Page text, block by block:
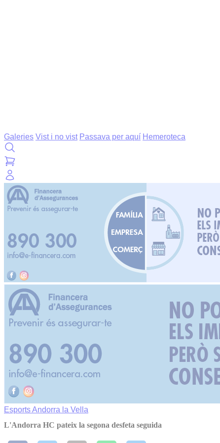
Galeries Vist i no vist Passava per aquí Hemeroteca
EsportsAndorra la Vella
L'Andorra HC pateix la segona desfeta seguida